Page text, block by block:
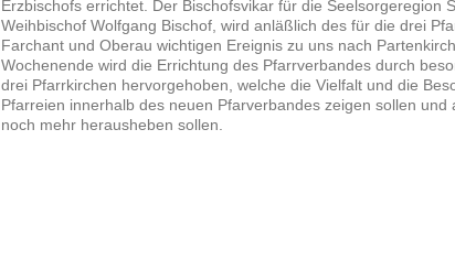
Erzbischofs errichtet. Der Bischofsvikar für die Seelsorgeregion
Weihbischof Wolfgang Bischof, wird anläßlich des für die drei
Farchant und Oberau wichtigen Ereignis zu uns nach
Wochenende wird die Errichtung des Pfarrverbandes durch
drei Pfarrkirchen hervorgehoben, welche die Vielfalt und die
Pfarreien innerhalb des neuen Pfarverbandes zeigen sollen
noch mehr herausheben sollen.